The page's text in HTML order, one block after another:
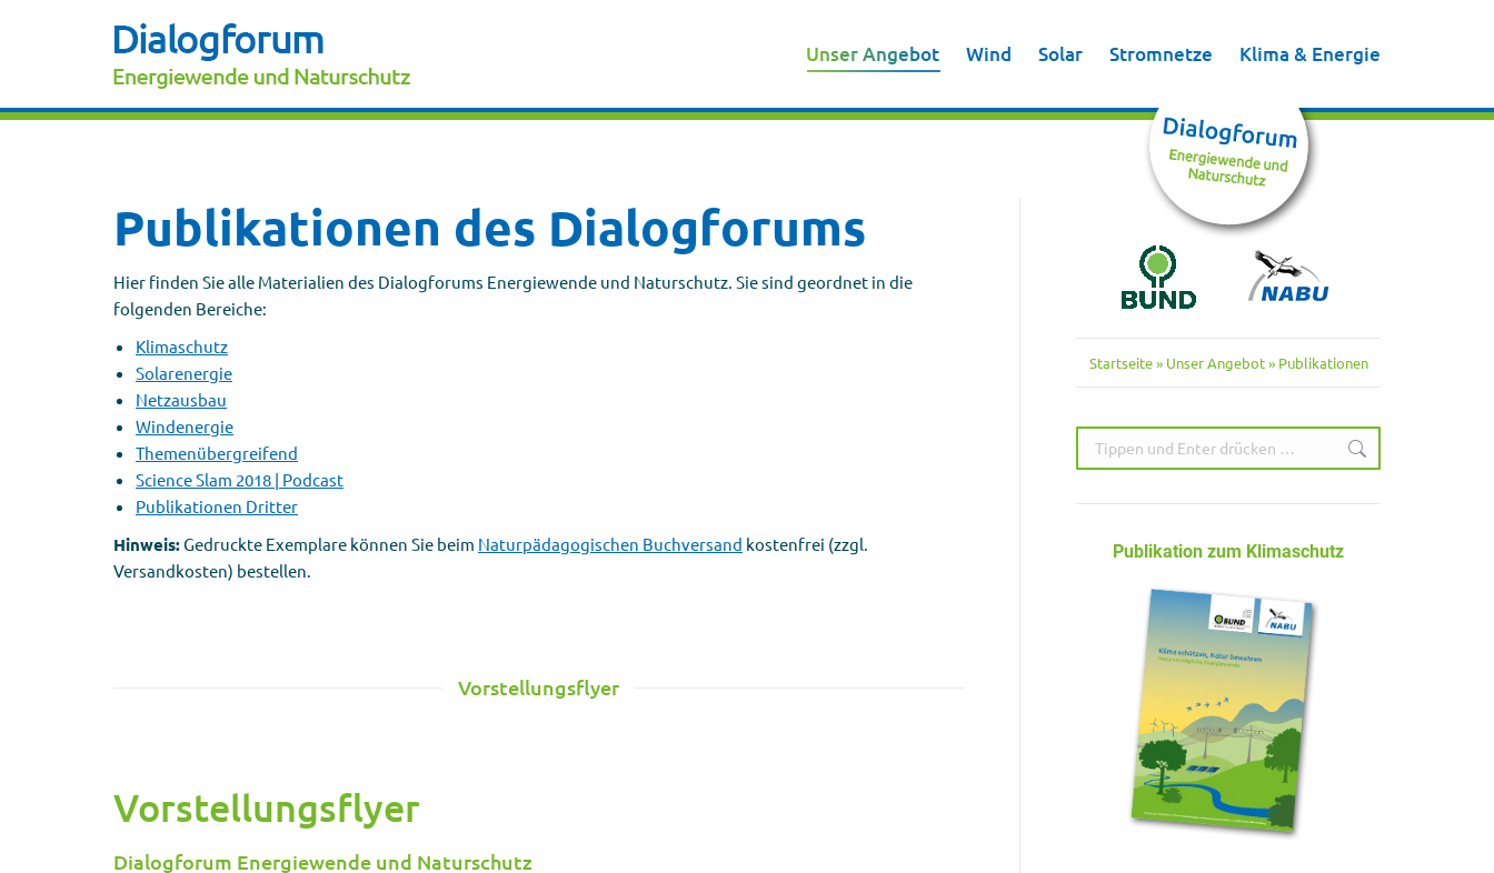
Unser Angebot Wind Solar Stromnetze Klima & Energie
Publikationen des Dialogforums
Hier finden Sie alle Materialien des Dialogforums Energiewende und Naturschutz. Sie sind geordnet in die
folgenden Bereiche:
Klimaschutz
Solarenergie
Netzausbau
Windenergie
Themenübergreifend
Science Slam 2018 | Podcast
Publikationen Dritter
Hinweis:Gedruckte Exemplare können Sie beim Naturpädagogischen Buchversand kostenfrei (zzgl.
Versandkosten) bestellen.
Vorstellungsflyer
Vorstellungsflyer
Dialogforum Energiewende und Naturschutz
Startseite» Unser Angebot» Publikationen
Search:
Publikation zum Klimaschutz
Unser Angebot Wind Solar Stromnetze Klima & Energie